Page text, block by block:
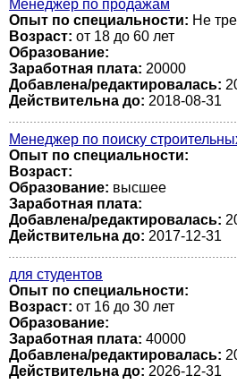
Менеджер по продажам
Опыт по специальности: Не
Возраст: от 18 до 60 лет
Образование:
Заработная плата: 20000
Добавлена/редактировалась:
Действительна до: 2018-08-31
Менеджер по поиску
Опыт по специальности:
Возраст:
Образование: высшее
Заработная плата:
Добавлена/редактировалась:
Действительна до: 2017-12-31
для студентов
Опыт по специальности:
Возраст: от 16 до 30 лет
Образование:
Заработная плата: 40000
Добавлена/редактировалась:
Действительна до: 2026-12-31